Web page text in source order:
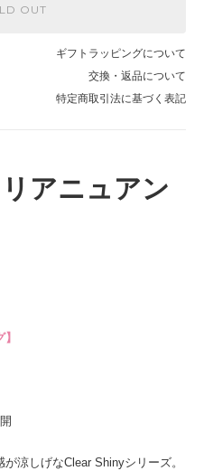
OUT
ギフトラッピングについて
交換・返品について
特定商取引法に基づく表記
アニュアン
涼しげなClear Shinyシリーズ。